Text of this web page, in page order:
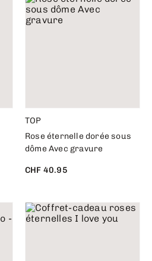
TOP
Rose éternelle dorée sous
dôme Avec gravure
CHF 40.95